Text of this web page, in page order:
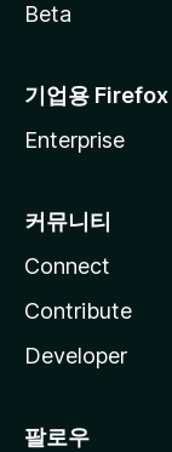
Beta
기업용 Firefox
Enterprise
커뮤니티
Connect
Contribute
Developer
팔로우